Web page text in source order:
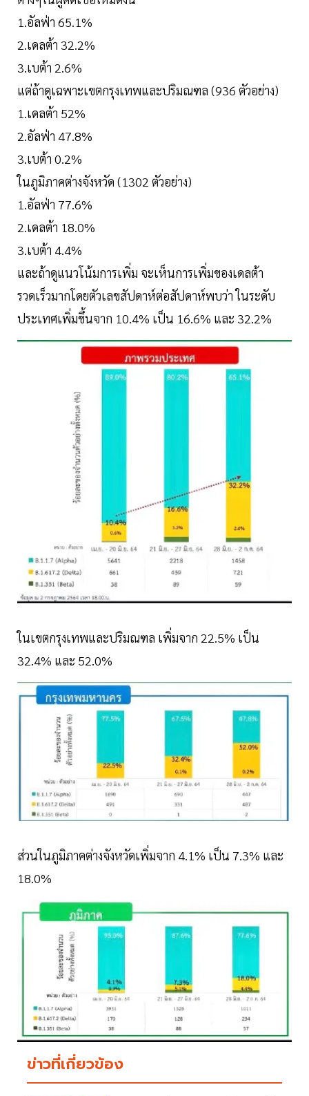
1.อัลฟ่า 65.1%
2.เดลต้า 32.2%
3.เบต้า 2.6%
แต่ถ้าดูเฉพาะเขตกรุงเทพและปริมณฑล (936 ตัวอย่าง)
1.เดลต้า 52%
2.อัลฟ่า 47.8%
3.เบต้า 0.2%
ในภูมิภาคต่างจังหวัด (1302 ตัวอย่าง)
1.อัลฟ่า 77.6%
2.เดลต้า 18.0%
3.เบต้า 4.4%
และถ้าดูแนวโน้มการเพิ่ม จะเห็นการเพิ่มของเดลต้า
รวดเร็วมากโดยตัวเลขสัปดาห์ต่อสัปดาห์พบว่า ในระดับ
ประเทศเพิ่มขึ้นจาก 10.4% เป็น 16.6% และ 32.2%
ในเขตกรุงเทพและปริมณฑล เพิ่มจาก 22.5% เป็น
32.4% และ 52.0%
ส่วนในภูมิภาคต่างจังหวัดเพิ่มจาก 4.1% เป็น 7.3% และ
18.0%
ข่าวที่เกี่ยวข้อง